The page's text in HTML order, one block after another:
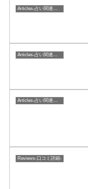
Articles-占い関連コラム-
Articles-占い関連コラム-
Articles-占い関連コラム-
Reviews-口コミ詳細-